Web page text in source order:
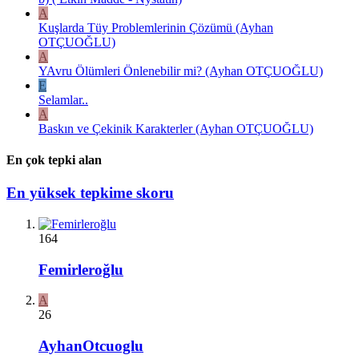
A
Kuşlarda Tüy Problemlerinin Çözümü (Ayhan
OTÇUOĞLU)
A
YAvru Ölümleri Önlenebilir mi? (Ayhan OTÇUOĞLU)
E
Selamlar..
A
Baskın ve Çekinik Karakterler (Ayhan OTÇUOĞLU)
En çok tepki alan
En yüksek tepkime skoru
164
Femirleroğlu
A
26
AyhanOtcuoglu